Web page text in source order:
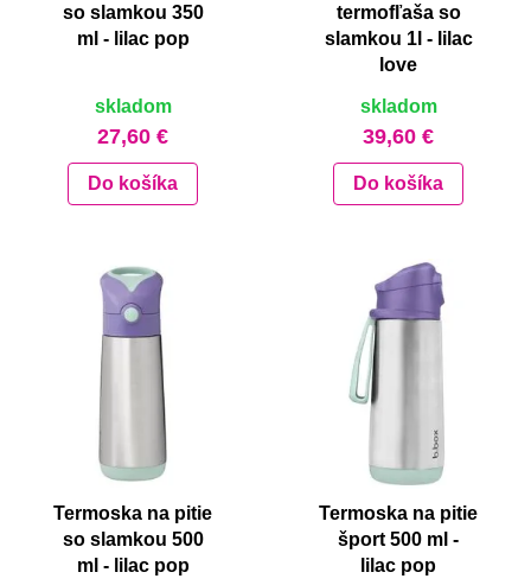
so slamkou 350
ml - lilac pop
skladom
27,60 €
Do košíka
termofľaša so
slamkou 1l - lilac
love
skladom
39,60 €
Do košíka
Termoska na pitie
so slamkou 500
ml - lilac pop
Termoska na pitie
šport 500 ml -
lilac pop